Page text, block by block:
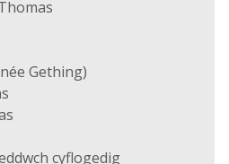
Gething)
cyflogedig